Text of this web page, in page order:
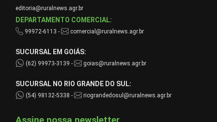
editoria@ruralnews.agr.br
DEPARTAMENTO COMERCIAL:
99972-6113 - comercial@ruralnews.agr.br
SUCURSAL EM GOIÁS:
(62) 99973-3139 - goias@ruralnews.agr.br
SUCURSAL NO RIO GRANDE DO SUL:
(54) 98132-5338 - riograndedosul@ruralnews.agr.br